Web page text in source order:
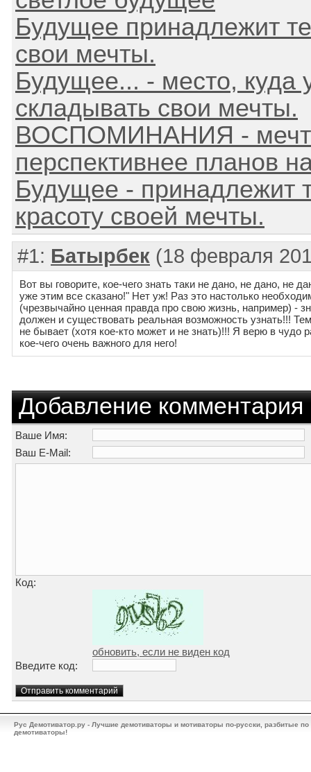
Будущее принадлежит
свои мечты.
Будущее... - место, куда
складывать свои мечты.
ВОСПОМИНАНИЯ -
перспективнее планов
Будущее - принадлежит
красоту своей мечты.
#1: Батырбек (18 февраля
Вот вы говорите, кое-чего знать таки не дано, не дано, не
уже этим все сказано!" Нет уж! Раз это настолько
(чрезвычайно ценная правда про свою жизнь, например) -
должен и существовать реальная возможность узнать!!!
не бывает (хотя кое-кто может и не знать)!!! Я верю в чудо
кое-чего очень важного для него!
Добавление комментария
Ваше Имя:
Ваш E-Mail:
Код:
обновить, если не виден код
Введите код:
Рус Демотиватор.ру - Лучшие демотиваторы и мотиваторы по-русски, разбитые
демотиваторы!